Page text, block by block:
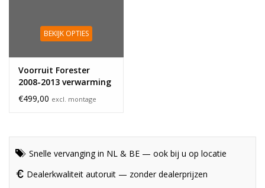
BEKIJK OPTIES
Voorruit Forester
2008-2013 verwarming
€499,00 excl. montage
Snelle vervanging in NL & BE — ook bij u op locatie
Dealerkwaliteit autoruit — zonder dealerprijzen